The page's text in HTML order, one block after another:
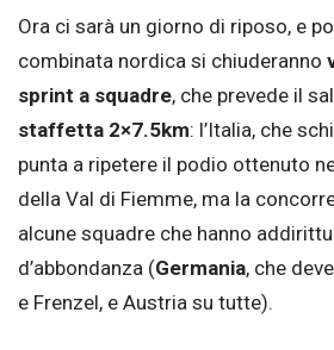
Ora ci sarà un giorno di riposo, e
combinata nordica si chiuderanno
sprint a squadre, che prevede il
staffetta 2×7.5km: l’Italia, che
punta a ripetere il podio ottenuto
della Val di Fiemme, ma la
alcune squadre che hanno
d’abbondanza (Germania, che
e Frenzel, e Austria su tutte).